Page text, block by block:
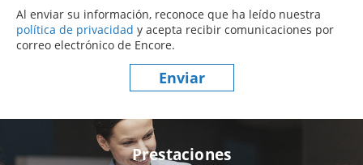
Al enviar su información, reconoce que ha leído nuestra
política de privacidad (este contenido se abre en una nueva
y acepta recibir comunicaciones por
correo electrónico de Encore.
Enviar
Prestaciones